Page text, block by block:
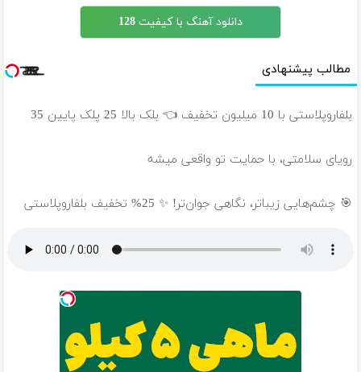
دانلود آهنگ با کیفیت 128
مطالب پیشنهادی
بلفاروپلاستی با 10 میلیون تخفیف 👈 بلک بالا 25 پلک پایین 35
رویای سلامتی، با حمایت تو واقعی میشه
🎯 چشم‌هایی زیباتر، نگاهی جوان‌تر! ✨ 25% تخفیف بلفاروپلاستی